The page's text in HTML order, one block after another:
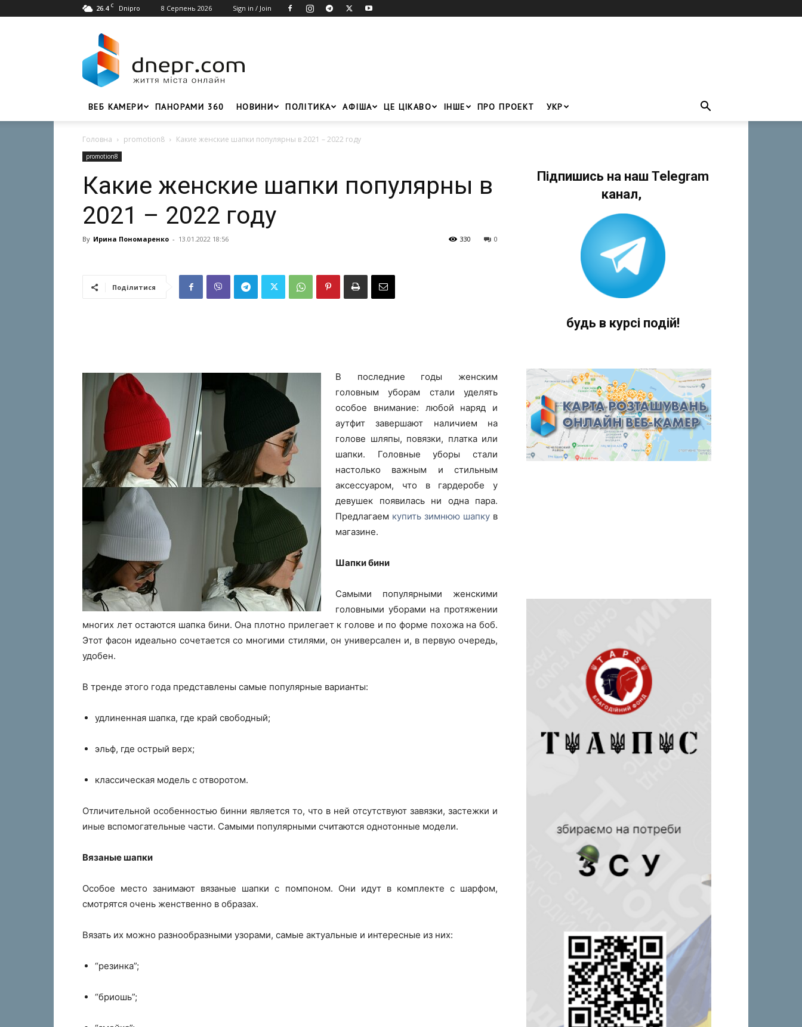
26.4 C Dnipro 8 Серпень 2026 Sign in / Join
Головний
портал
Дніпра
ВЕБ КАМЕРИ ПАНОРАМИ 360 НОВИНИ ПОЛІТИКА АФІША ЦЕ ЦІКАВО ІНШЕ ПРО ПРОЕКТ УКР
Головна promotion8 Какие женские шапки популярны в 2021 – 2022 году
promotion8
Какие женские шапки популярны в
2021 – 2022 году
By Ирина Пономаренко - 13.01.2022 18:56 0
330
Поділитися
В последние годы женским
головным уборам стали уделять
особое внимание: любой наряд и
аутфит завершают наличием на
голове шляпы, повязки, платка или
шапки. Головные уборы стали
настолько важным и стильным
аксессуаром, что в гардеробе у
девушек появилась ни одна пара.
Предлагаем купить зимнюю шапку в
магазине.
Шапки бини
Самыми популярными женскими
головными уборами на протяжении
многих лет остаются шапка бини. Она плотно прилегает к голове и по форме похожа на боб.
Этот фасон идеально сочетается со многими стилями, он универсален и, в первую очередь,
удобен.
В тренде этого года представлены самые популярные варианты:
удлиненная шапка, где край свободный;
эльф, где острый верх;
классическая модель с отворотом.
Отличительной особенностью бинни является то, что в ней отсутствуют завязки, застежки и
иные вспомогательные части. Самыми популярными считаются однотонные модели.
Вязаные шапки
Особое место занимают вязаные шапки с помпоном. Они идут в комплекте с шарфом,
смотрятся очень женственно в образах.
Вязать их можно разнообразными узорами, самые актуальные и интересные из них:
“резинка”;
“бриошь”;
Підпишись на наш Telegram
канал,
будь в курсі подій!